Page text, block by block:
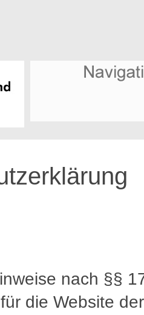
nach §§
die Website der